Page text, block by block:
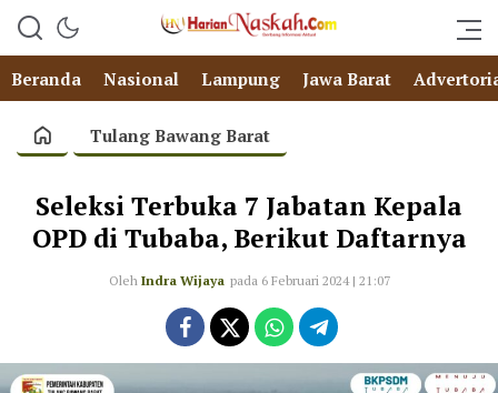
Beranda Nasional Lampung Jawa Barat
Tulang Bawang Barat
Seleksi Terbuka 7 Jabatan Kepala
OPD di Tubaba, Berikut Daftarnya
Oleh Indra Wijaya pada 6 Februari 2024 | 21:07